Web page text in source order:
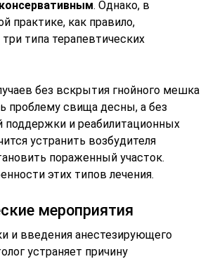
. Однако, в
практике, как правило,
типа терапевтических
без вскрытия гнойного мешка
проблему свища десны, а без
поддержки и реабилитационных
устранить возбудителя
пораженный участок.
этих типов лечения.
мероприятия
и введения анестезирующего
устраняет причину